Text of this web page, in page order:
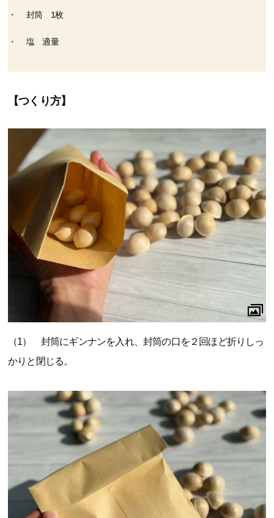
封筒 1枚
塩 適量
【つくり方】
（1） 封筒にギンナンを入れ、封筒の口を２回ほど折りしっ
かりと閉じる。